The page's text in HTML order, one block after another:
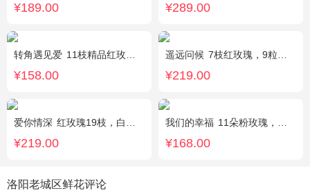
¥189.00 ¥289.00
转角遇见爱 11枝精品红玫瑰，桔梗适量搭配
¥158.00
遥远问候 7枝红玫瑰，9粒巧克力，2只可爱小熊，满天星、绿叶周围点缀；巧克力选择高端品牌（德芙、金莎、费列罗等），具体以当地市场为准，小熊以实物为准。
¥219.00
爱你情深 红玫瑰19枝，白色相思梅、栀子叶搭配
¥219.00
我们的幸福 11朵粉玫瑰，银叶菊，尤加利搭配
¥168.00
洛阳老城区鲜花评论